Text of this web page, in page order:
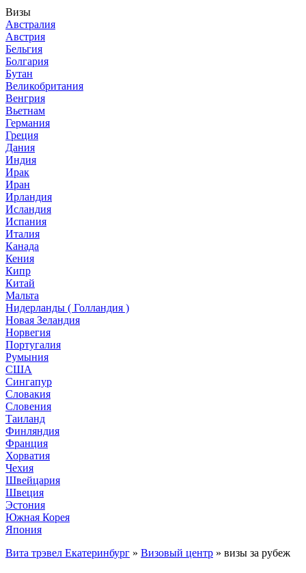
Визы
Австралия
Австрия
Бельгия
Болгария
Бутан
Великобритания
Венгрия
Вьетнам
Германия
Греция
Дания
Индия
Ирак
Иран
Ирландия
Исландия
Испания
Италия
Канада
Кения
Кипр
Китай
Мальта
Нидерланды ( Голландия )
Новая Зеландия
Норвегия
Португалия
Румыния
США
Сингапур
Словакия
Словения
Таиланд
Финляндия
Франция
Хорватия
Чехия
Швейцария
Швеция
Эстония
Южная Корея
Япония
Вита трэвел Екатеринбург » Визовый центр » визы за рубеж